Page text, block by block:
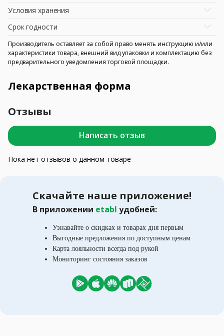
Условия хранения
Срок годности
Производитель оставляет за собой право менять инструкцию и/или
характеристики товара, внешний вид упаковки и комплектацию без
предварительного уведомления торговой площадки.
Лекарственная форма
Отзывы
Написать отзыв
Пока нет отзывов о данном товаре
Скачайте наше приложение!
В приложении etabl удобней:
Узнавайте о скидках и товарах дня первым
Выгодные предложения по доступным ценам
Карта лояльности всегда под рукой
Мониторинг состояния заказов